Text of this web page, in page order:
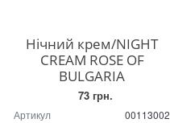
Нічний крем/NIGHT
CREAM ROSE OF
BULGARIA
73 грн.
Артикул
00113002